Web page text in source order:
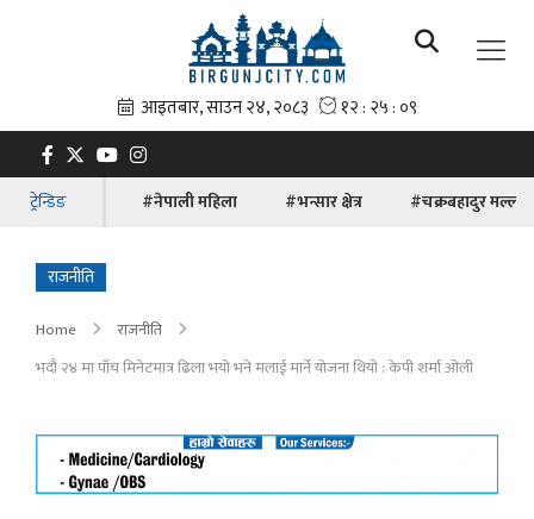
ट्रेन्डिङ #नेपाली महिला #भन्सार क्षेत्र #चक्रबहादुर मल्ल
राजनीति
Home
राजनीति
भदौ २४ मा पाँच मिनेटमात्र ढिला भयो भने मलाई मार्ने योजना थियो : केपी शर्मा ओली